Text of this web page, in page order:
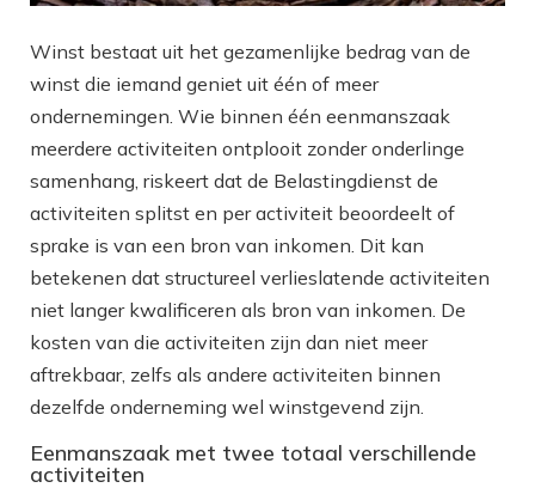
Winst bestaat uit het gezamenlijke bedrag van de
winst die iemand geniet uit één of meer
ondernemingen. Wie binnen één eenmanszaak
meerdere activiteiten ontplooit zonder onderlinge
samenhang, riskeert dat de Belastingdienst de
activiteiten splitst en per activiteit beoordeelt of
sprake is van een bron van inkomen. Dit kan
betekenen dat structureel verlieslatende activiteiten
niet langer kwalificeren als bron van inkomen. De
kosten van die activiteiten zijn dan niet meer
aftrekbaar, zelfs als andere activiteiten binnen
dezelfde onderneming wel winstgevend zijn.
Eenmanszaak met twee totaal verschillende
activiteiten